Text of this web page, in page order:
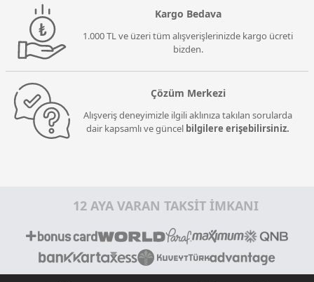
Kargo Bedava
1.000 TL ve üzeri tüm alışverişlerinizde kargo ücreti
bizden.
Çözüm Merkezi
Alışveriş deneyimizle ilgili aklınıza takılan sorularda
dair kapsamlı ve güncel bilgilere erişebilirsiniz.
12 AYA VARAN TAKSİT İMKANI